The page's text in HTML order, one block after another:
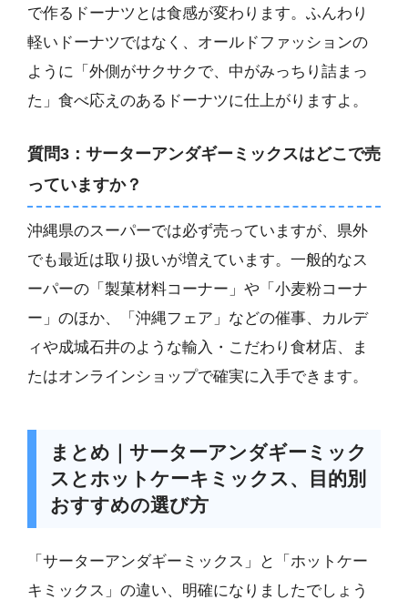
で作るドーナツとは食感が変わります。ふんわり
軽いドーナツではなく、オールドファッションの
ように「外側がサクサクで、中がみっちり詰まっ
た」食べ応えのあるドーナツに仕上がりますよ。
質問3：サーターアンダギーミックスはどこで売
っていますか？
沖縄県のスーパーでは必ず売っていますが、県外
でも最近は取り扱いが増えています。一般的なス
ーパーの「製菓材料コーナー」や「小麦粉コーナ
ー」のほか、「沖縄フェア」などの催事、カルデ
ィや成城石井のような輸入・こだわり食材店、ま
たはオンラインショップで確実に入手できます。
まとめ｜サーターアンダギーミック
スとホットケーキミックス、目的別
おすすめの選び方
「サーターアンダギーミックス」と「ホットケー
キミックス」の違い、明確になりましたでしょう